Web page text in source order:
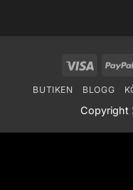
Visa
BUTIKEN BLOGG
Copyright